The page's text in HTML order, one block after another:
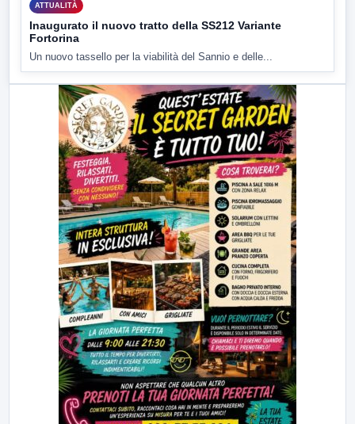
ATTUALITÀ
Inaugurato il nuovo tratto della SS212 Variante
Fortorina
Un nuovo tassello per la viabilità del Sannio e delle...